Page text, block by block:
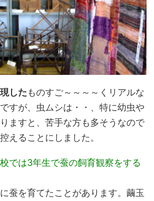
したものすご～～～～くリアルな
すが、虫ムシは・・、特に幼虫や
ますと、苦手な方も多そうなので
えることにしました。
では3年生で蚕の飼育観察をする
蚕を育てたことがあります。繭玉